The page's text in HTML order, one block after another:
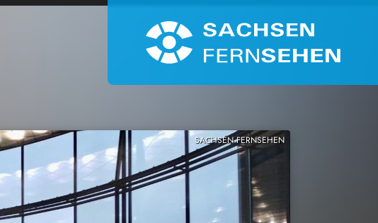
SACHSEN FERNSEHEN